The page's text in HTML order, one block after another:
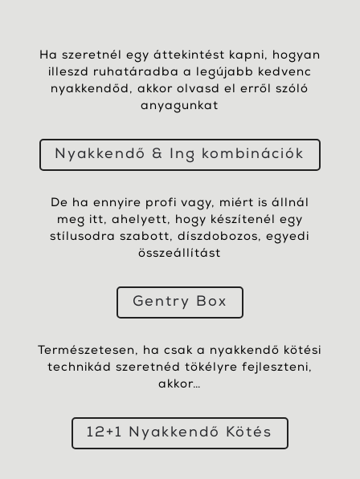
Ha szeretnél egy áttekintést kapni, hogyan
illeszd ruhatáradba a legújabb kedvenc
nyakkendőd, akkor olvasd el erről szóló
anyagunkat
Nyakkendő & Ing kombinációk
De ha ennyire profi vagy, miért is állnál
meg itt, ahelyett, hogy készítenél egy
stílusodra szabott, díszdobozos, egyedi
összeállítást
Gentry Box
Természetesen, ha csak a nyakkendő kötési
technikád szeretnéd tökélyre fejleszteni,
akkor…
12+1 Nyakkendő Kötés